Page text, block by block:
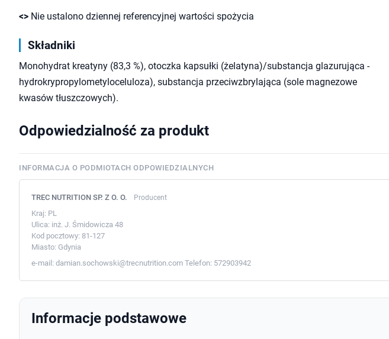
<> Nie ustalono dziennej referencyjnej wartości spożycia
Składniki
Monohydrat kreatyny (83,3 %), otoczka kapsułki (żelatyna)/substancja glazurująca -
hydrokrypropylometyloceluloza), substancja przeciwzbrylająca (sole magnezowe
kwasów tłuszczowych).
Odpowiedzialność za produkt
INFORMACJA O PODMIOTACH ODPOWIEDZIALNYCH
TREC NUTRITION SP. Z O. O. Producent
Kraj: PL
Ulica: inż. J. Śmidowicza 48
Kod pocztowy: 81-127
Miasto: Gdynia
e-mail: damian.sochowski@trecnutrition.com Telefon: 572903942
Informacje podstawowe